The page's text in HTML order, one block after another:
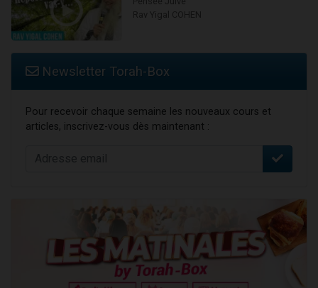
Newsletter Torah-Box
Pour recevoir chaque semaine les nouveaux cours et
articles, inscrivez-vous dès maintenant :